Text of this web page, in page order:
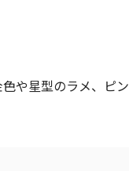
や星型のラメ、ピ